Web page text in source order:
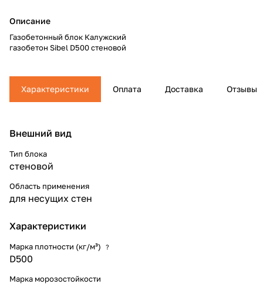
Описание
Газобетонный блок Калужский
газобетон Sibel D500 стеновой
Характеристики Оплата Доставка Отзывы
Внешний вид
Тип блока
стеновой
Область применения
для несущих стен
Характеристики
Марка плотности (кг/м³) ?
D500
Марка морозостойкости